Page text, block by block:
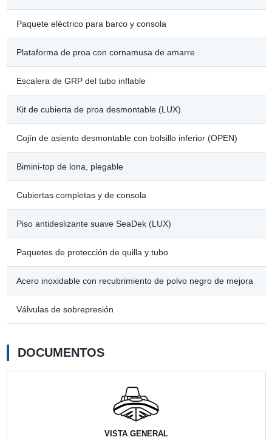
Paquete eléctrico para barco y consola
Plataforma de proa con cornamusa de amarre
Escalera de GRP del tubo inflable
Kit de cubierta de proa desmontable (LUX)
Cojín de asiento desmontable con bolsillo inferior (OPEN)
Bimini-top de lona, plegable
Cubiertas completas y de consola
Piso antideslizante suave SeaDek (LUX)
Paquetes de protección de quilla y tubo
Acero inoxidable con recubrimiento de polvo negro de mejora
Válvulas de sobrepresión
DOCUMENTOS
VISTA GENERAL